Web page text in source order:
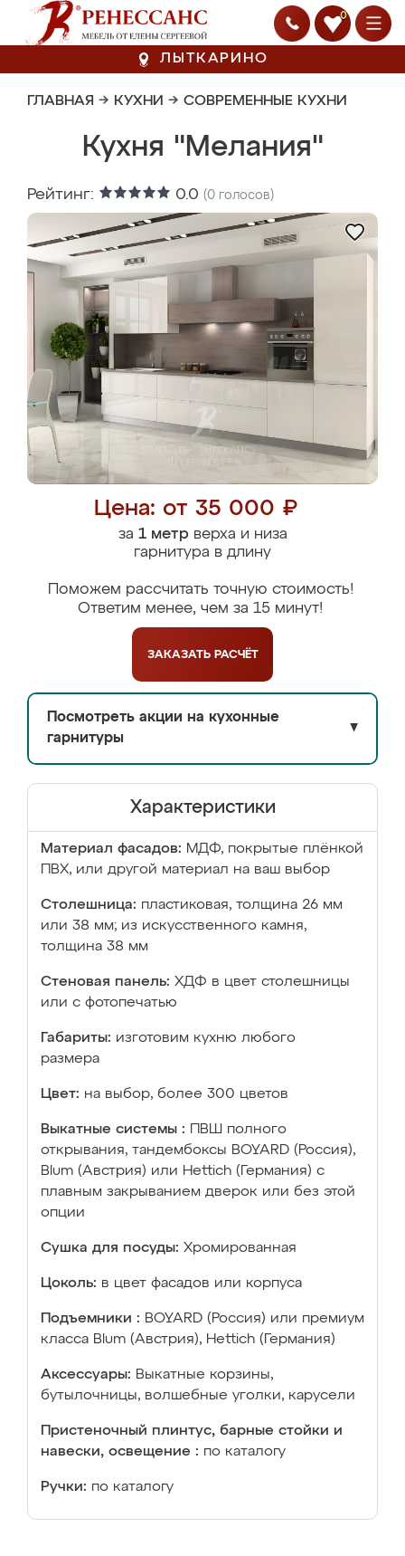
0
ЛЫТКАРИНО
ГЛАВНАЯ → КУХНИ → СОВРЕМЕННЫЕ КУХНИ
Кухня "Мелания"
Рейтинг: 0.0 (0 голосов)
Цена: от 35 000 ₽
за 1 метрверха и низа
гарнитура в длину
Поможем рассчитать точную стоимость!
Ответим менее, чем за 15 минут!
ЗАКАЗАТЬ РАСЧЁТ
Посмотреть акции на кухонные
гарнитуры
▼
Характеристики
Материал фасадов: МДФ, покрытые плёнкой
ПВХ, или другой материал на ваш выбор
Столешница: пластиковая, толщина 26 мм
или 38 мм; из искусственного камня,
толщина 38 мм
Стеновая панель: ХДФ в цвет столешницы
или с фотопечатью
Габариты: изготовим кухню любого
размера
Цвет: на выбор, более 300 цветов
Выкатные системы :
ПВШ полного
открывания, тандембоксы BOYARD (Россия),
Blum (Австрия) или Hettich (Германия) с
плавным закрыванием дверок или без этой
опции
Сушка для посуды: Хромированная
Цоколь: в цвет фасадов или корпуса
Подъемники : BOYARD (Россия) или премиум
класса Blum (Австрия), Hettich (Германия)
Аксессуары: Выкатные корзины,
бутылочницы, волшебные уголки, карусели
Пристеночный плинтус, барные стойки и
навески, освещение : по каталогу
Ручки: по каталогу